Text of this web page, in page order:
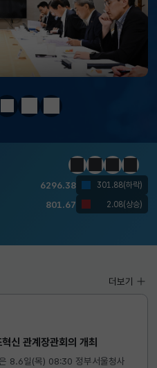
정지 이전 다음
1423.7000 1.0000(하락)
6296.38 301.88(하락)
801.67 2.08(상승)
6296.38 301.88(하락)
801.67 2.08(상승)
정지이전다음일일경
신 관계장관회의 개최
8.6일(목) 08:30 정부서울청사
더보기